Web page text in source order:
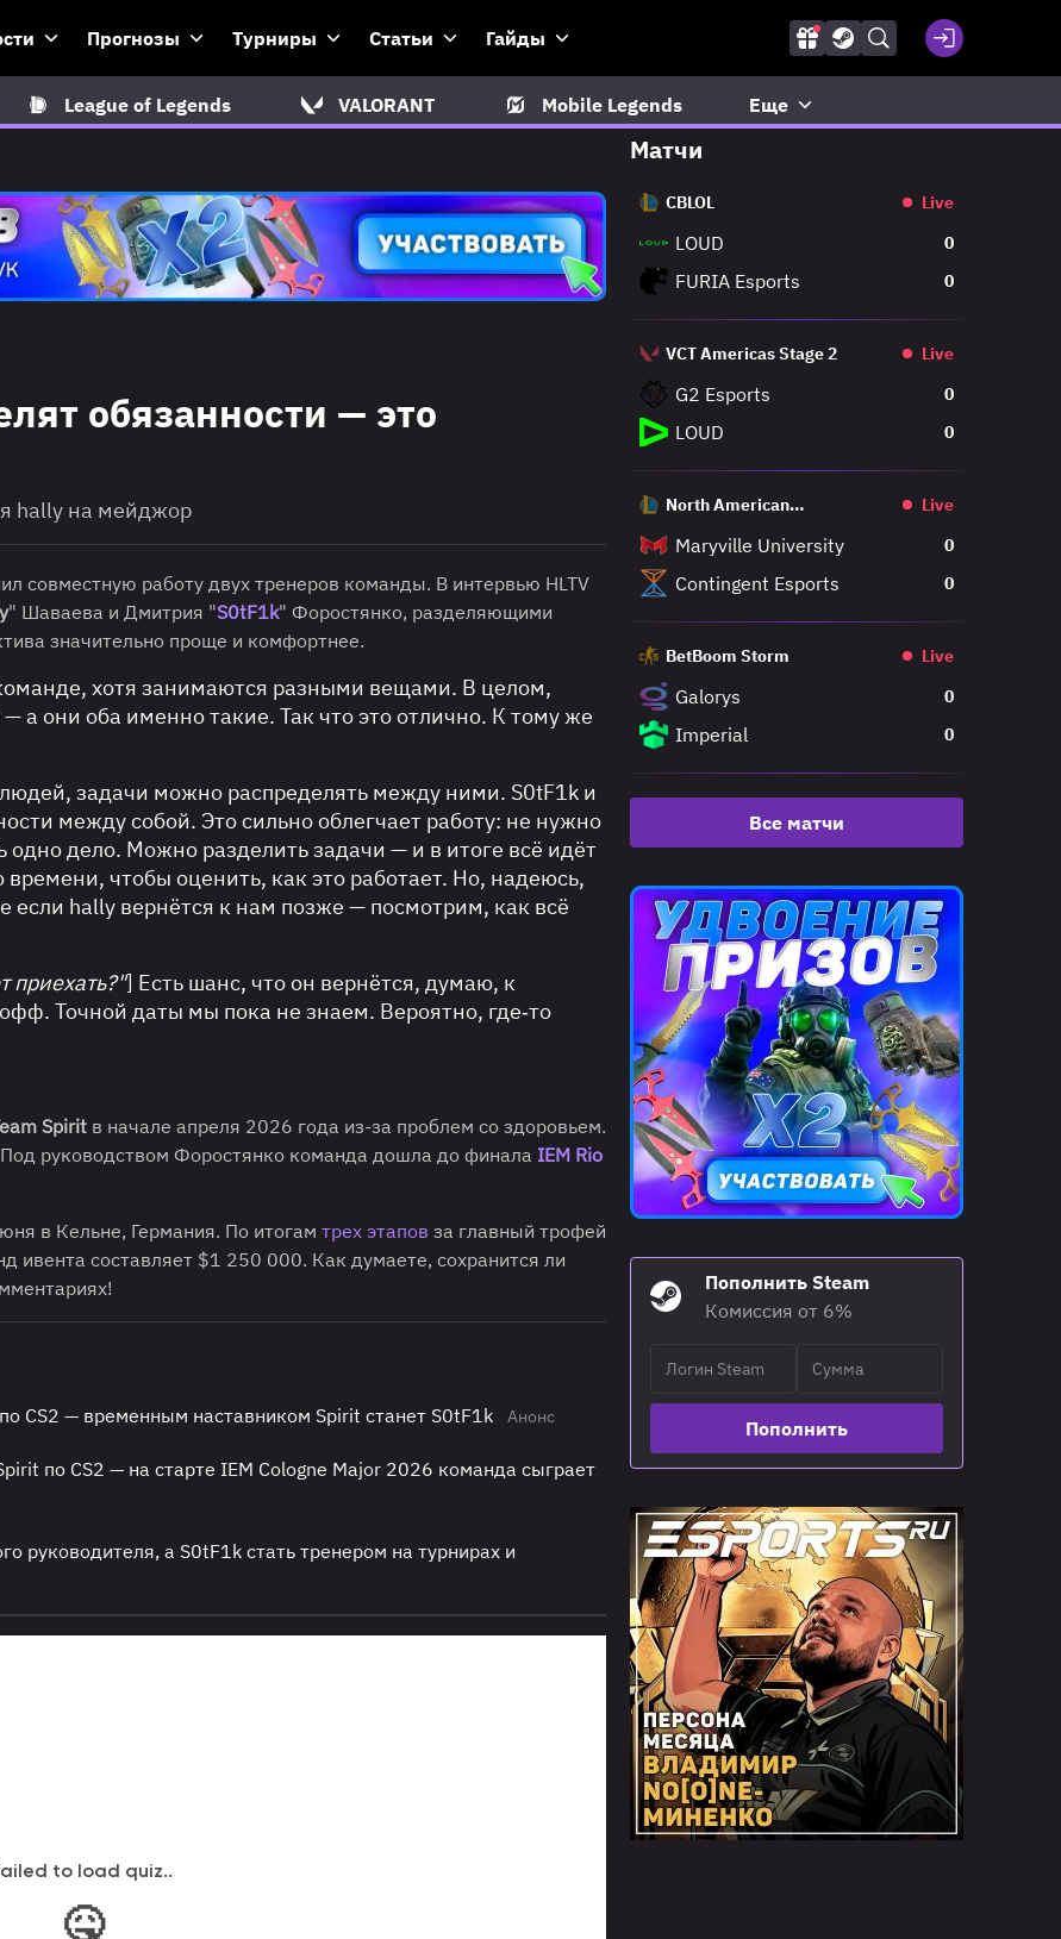
Прогнозы Турниры Статьи Гайды
League of Legends VALORANT Mobile Legends Еще
обязанности — это
hally на мейджор
совместную работу двух тренеров команды. В интервью HLTV
" Шаваева и Дмитрия "S0tF1k" Форостянко, разделяющими
значительно проще и комфортнее.
хотя занимаются разными вещами. В целом,
а они оба именно такие. Так что это отлично. К тому же
задачи можно распределять между ними. S0tF1k и
между собой. Это сильно облегчает работу: не нужно
одно дело. Можно разделить задачи — и в итоге всё идёт
чтобы оценить, как это работает. Но, надеюсь,
hally вернётся к нам позже — посмотрим, как всё
приехать?"] Есть шанс, что он вернётся, думаю, к
Точной даты мы пока не знаем. Вероятно, где‑то
Spirit в начале апреля 2026 года из-за проблем со здоровьем.
руководством Форостянко команда дошла до финала IEM Rio
в Кельне, Германия. По итогам трех этапов за главный трофей
ивента составляет $1 250 000. Как думаете, сохранится ли
CS2 — временным наставником Spirit станет S0tF1k Анонс
по CS2 — на старте IEM Cologne Major 2026 команда сыграет
руководителя, а S0tF1k стать тренером на турнирах и
Матчи
CBLOL Live
LOUD 0
FURIA Esports 0
VCT Americas Stage 2 Live
G2 Esports 0
LOUD 0
North American
Live
Maryville University 0
Contingent Esports 0
BetBoom Storm Live
Galorys 0
Imperial 0
Все матчи
Пополнить Steam
Комиссия от 6%
Пополнить